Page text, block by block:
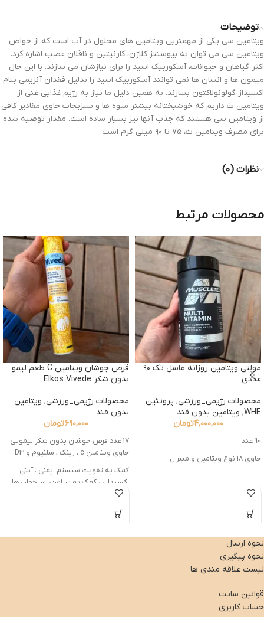
توضیحات
ویتامین سی یکی از مهمترین ویتامین های محلول در آب است که از خواص
ویتامین سی می توان به بیوسنتز کلاژن، کارنیتین و ناقلان عصب اشاره کرد.
اکثر گیاهان و حیوانات، آسکوربیک اسید را برای نیازشان می سازند. با این حال
میمون ها و انسان ها نمی توانند آسکوربیک اسید را بدلیل فقدان آنزیمی بنام
اکسیداز گولونولاکتون بسازند. به همین دلیل ما نیاز به رژیم غذایی غنی از
ویتامین ث داریم که خوشبختانه بیشتر میوه ها و سبزیجات حاوی مقادیر کافی
از ویتامین سی هستند که جذب آنها نیز بسیار ساده است. مقدار توصیه شده
برای مصرف ویتامین ث، ۷۵ تا ۹۰ میلی گرم است.
نظرات (۰)
محصولات مرتبط
مولتی ویتامین روزانه ماسل تک ۹۰
عددی
محصولات رژیمی_ورزشی, پروتئین
WHE
, ویتامین بدون قند
۴,۰۰۰,۰۰۰تومان
۹۰ عدد
حاوی ۱۸ نوع ویتامین و مینرال
قرص جوشان ویتامین C طعم لیمو
بدون شکر Elkos Vivede
محصولات رژیمی_ورزشی, ویتامین
بدون قند
۶۹۰,۰۰۰تومان
17 عدد قرص جوشان بدون شکر لیمویی
حاوی ویتامین c ، زینک ، سلنیوم و D3
کمک به تقویت سیستم ایمنی ، آنتی
اکسیدان ، کمک به سلامت استخوان ها
نحوه ارسال
نحوه پیگیری
لیست علاقه مندی ها
قوانین سایت
حساب کاربری